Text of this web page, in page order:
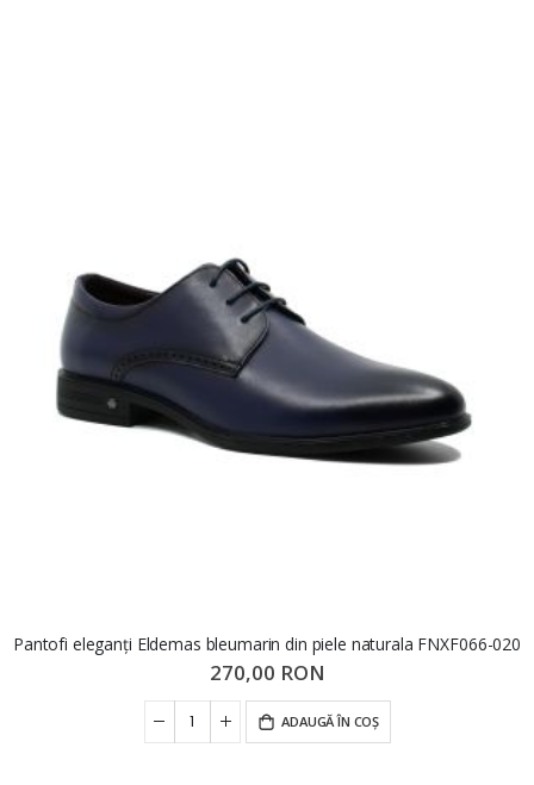
Pantofi eleganți Eldemas bleumarin din piele naturala FNXF066-020
270,00 RON
ADAUGĂ ÎN COȘ